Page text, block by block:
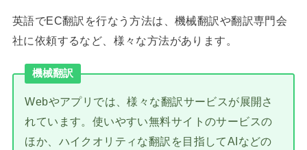
英語でEC翻訳を行なう方法は、機械翻訳や翻訳専門会
社に依頼するなど、様々な方法があります。
機械翻訳
Webやアプリでは、様々な翻訳サービスが展開さ
れています。使いやすい無料サイトのサービスの
ほか、ハイクオリティな翻訳を目指してAIなどの